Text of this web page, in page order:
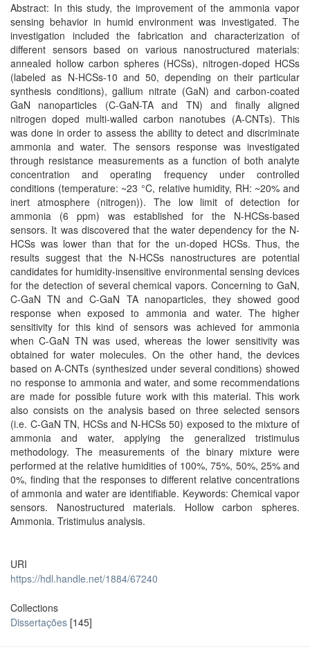
Abstract: In this study, the improvement of the ammonia vapor
sensing behavior in humid environment was investigated. The
investigation included the fabrication and characterization of
different sensors based on various nanostructured materials:
annealed hollow carbon spheres (HCSs), nitrogen-doped HCSs
(labeled as N-HCSs-10 and 50, depending on their particular
synthesis conditions), gallium nitrate (GaN) and carbon-coated
GaN nanoparticles (C-GaN-TA and TN) and finally aligned
nitrogen doped multi-walled carbon nanotubes (A-CNTs). This
was done in order to assess the ability to detect and discriminate
ammonia and water. The sensors response was investigated
through resistance measurements as a function of both analyte
concentration and operating frequency under controlled
conditions (temperature: ~23 °C, relative humidity, RH: ~20% and
inert atmosphere (nitrogen)). The low limit of detection for
ammonia (6 ppm) was established for the N-HCSs-based
sensors. It was discovered that the water dependency for the N-
HCSs was lower than that for the un-doped HCSs. Thus, the
results suggest that the N-HCSs nanostructures are potential
candidates for humidity-insensitive environmental sensing devices
for the detection of several chemical vapors. Concerning to GaN,
C-GaN TN and C-GaN TA nanoparticles, they showed good
response when exposed to ammonia and water. The higher
sensitivity for this kind of sensors was achieved for ammonia
when C-GaN TN was used, whereas the lower sensitivity was
obtained for water molecules. On the other hand, the devices
based on A-CNTs (synthesized under several conditions) showed
no response to ammonia and water, and some recommendations
are made for possible future work with this material. This work
also consists on the analysis based on three selected sensors
(i.e. C-GaN TN, HCSs and N-HCSs 50) exposed to the mixture of
ammonia and water, applying the generalized tristimulus
methodology. The measurements of the binary mixture were
performed at the relative humidities of 100%, 75%, 50%, 25% and
0%, finding that the responses to different relative concentrations
of ammonia and water are identifiable. Keywords: Chemical vapor
sensors. Nanostructured materials. Hollow carbon spheres.
Ammonia. Tristimulus analysis.
URI
https://hdl.handle.net/1884/67240
Collections
Dissertações [145]